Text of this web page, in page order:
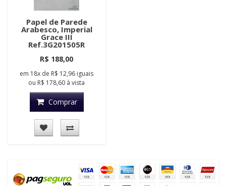
Papel de Parede
Arabesco, Imperial
Grace III
Ref.3G201505R
R$ 188,00
em 18x de R$ 12,96 iguais
ou R$ 178,60 à vista
Comprar